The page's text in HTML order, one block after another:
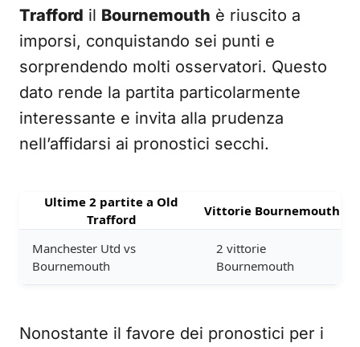
Trafford il Bournemouth è riuscito a
imporsi, conquistando sei punti e
sorprendendo molti osservatori. Questo
dato rende la partita particolarmente
interessante e invita alla prudenza
nell’affidarsi ai pronostici secchi.
Ultime 2 partite a Old
Trafford
Vittorie Bournemouth
Manchester Utd vs
Bournemouth
2 vittorie
Bournemouth
Nonostante il favore dei pronostici per i